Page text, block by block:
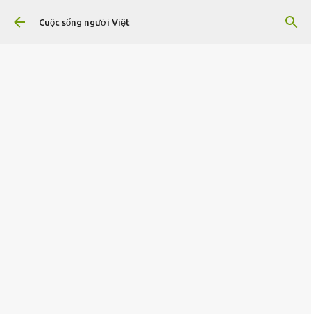
Chuyển đến nội dung chính
Cuộc sống người Việt